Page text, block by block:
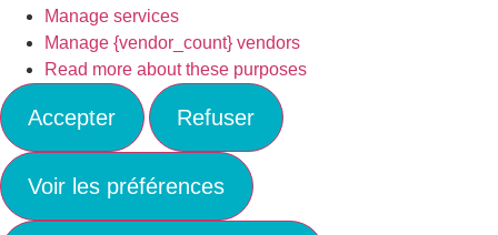
Manage services
Manage {vendor_count} vendors
Read more about these purposes
Accepter Refuser
Voir les préférences